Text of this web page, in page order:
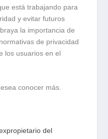
está trabajando para
y evitar futuros
la importancia de
de privacidad
los usuarios en el
conocer más.
del